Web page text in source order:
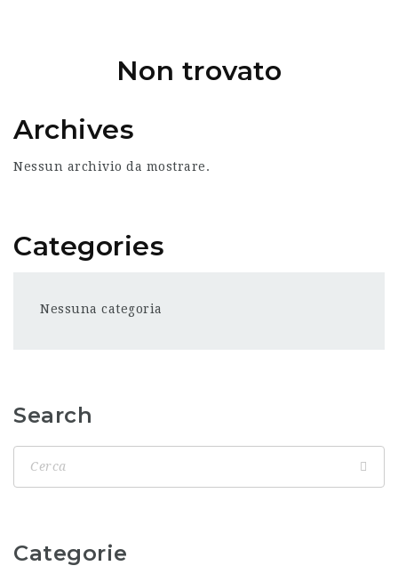
Non trovato
Archives
Nessun archivio da mostrare.
Categories
Nessuna categoria
Search
Categorie